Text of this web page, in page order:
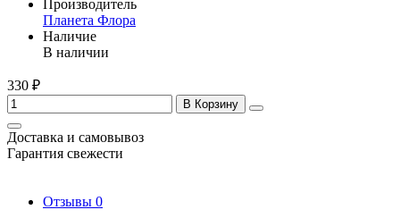
Производитель
Планета Флора
Наличие
В наличии
330 ₽
В Корзину
Доставка и самовывоз
Гарантия свежести
Отзывы 0